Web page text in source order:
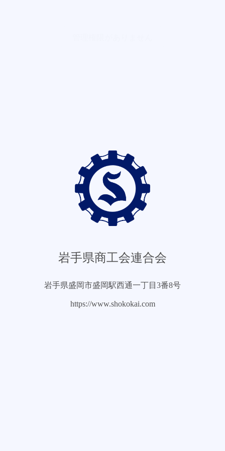
岩手県商工会連合会
岩手県盛岡市盛岡駅西通一丁目3番8号
https://www.shokokai.com